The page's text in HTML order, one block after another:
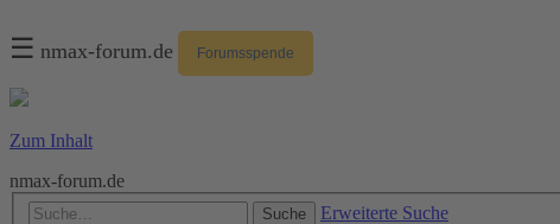
☰ nmax-forum.de Forumsspende
Zum Inhalt
nmax-forum.de
Suche Erweiterte Suche